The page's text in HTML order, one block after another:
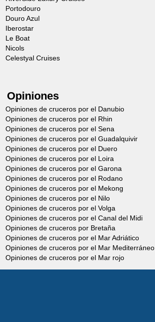
Portodouro
Douro Azul
Iberostar
Le Boat
Nicols
Celestyal Cruises
Opiniones
Opiniones de cruceros por el Danubio
Opiniones de cruceros por el Rhin
Opiniones de cruceros por el Sena
Opiniones de cruceros por el Guadalquivir
Opiniones de cruceros por el Duero
Opiniones de cruceros por el Loira
Opiniones de cruceros por el Garona
Opiniones de cruceros por el Rodano
Opiniones de cruceros por el Mekong
Opiniones de cruceros por el Nilo
Opiniones de cruceros por el Volga
Opiniones de cruceros por el Canal del Midi
Opiniones de cruceros por Bretaña
Opiniones de cruceros por el Mar Adriático
Opiniones de cruceros por el Mar Mediterráneo
Opiniones de cruceros por el Mar rojo